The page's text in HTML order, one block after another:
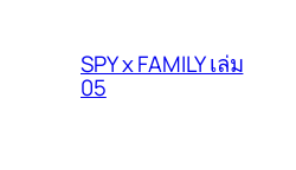
SPY x FAMILY เล่ม
05